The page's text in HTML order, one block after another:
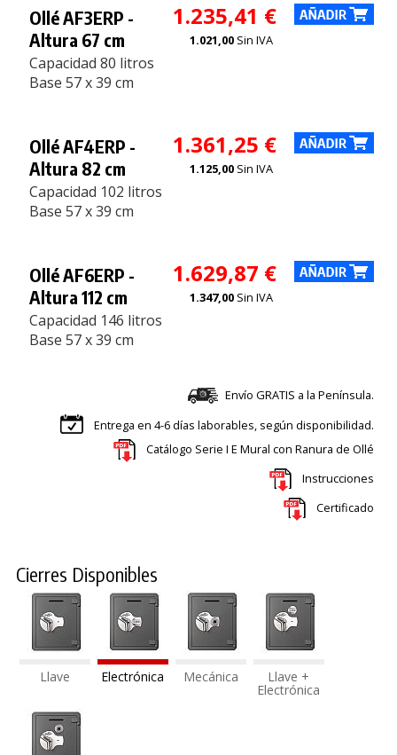
Ollé AF3ERP -
Altura 67 cm
Capacidad 80 litros
Base 57 x 39 cm
1.235,41 €
1.021,00 Sin IVA
Ollé AF4ERP -
Altura 82 cm
Capacidad 102 litros
Base 57 x 39 cm
1.361,25 €
1.125,00 Sin IVA
Ollé AF6ERP -
Altura 112 cm
Capacidad 146 litros
Base 57 x 39 cm
1.629,87 €
1.347,00 Sin IVA
Envío GRATIS a la Península.
Entrega en 4-6 días laborables, según disponibilidad.
Catálogo Serie I E Mural con Ranura de Ollé
Instrucciones
Certificado
Cierres Disponibles
Llave Electrónica Mecánica Llave +
Electrónica